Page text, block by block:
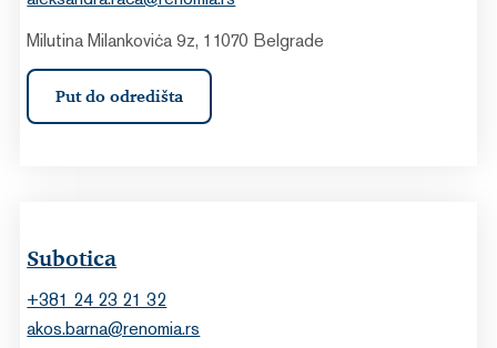
Milutina Milankovića 9z, 11070 Belgrade
Put do odredišta
Subotica
+381 24 23 21 32
akos.barna@renomia.rs